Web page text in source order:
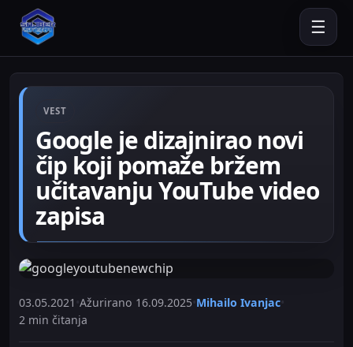
☰
VEST
Google je dizajnirao novi
čip koji pomaže bržem
učitavanju YouTube video
zapisa
03.05.2021 Ažurirano 16.09.2025 Mihailo Ivanjac
2 min čitanja